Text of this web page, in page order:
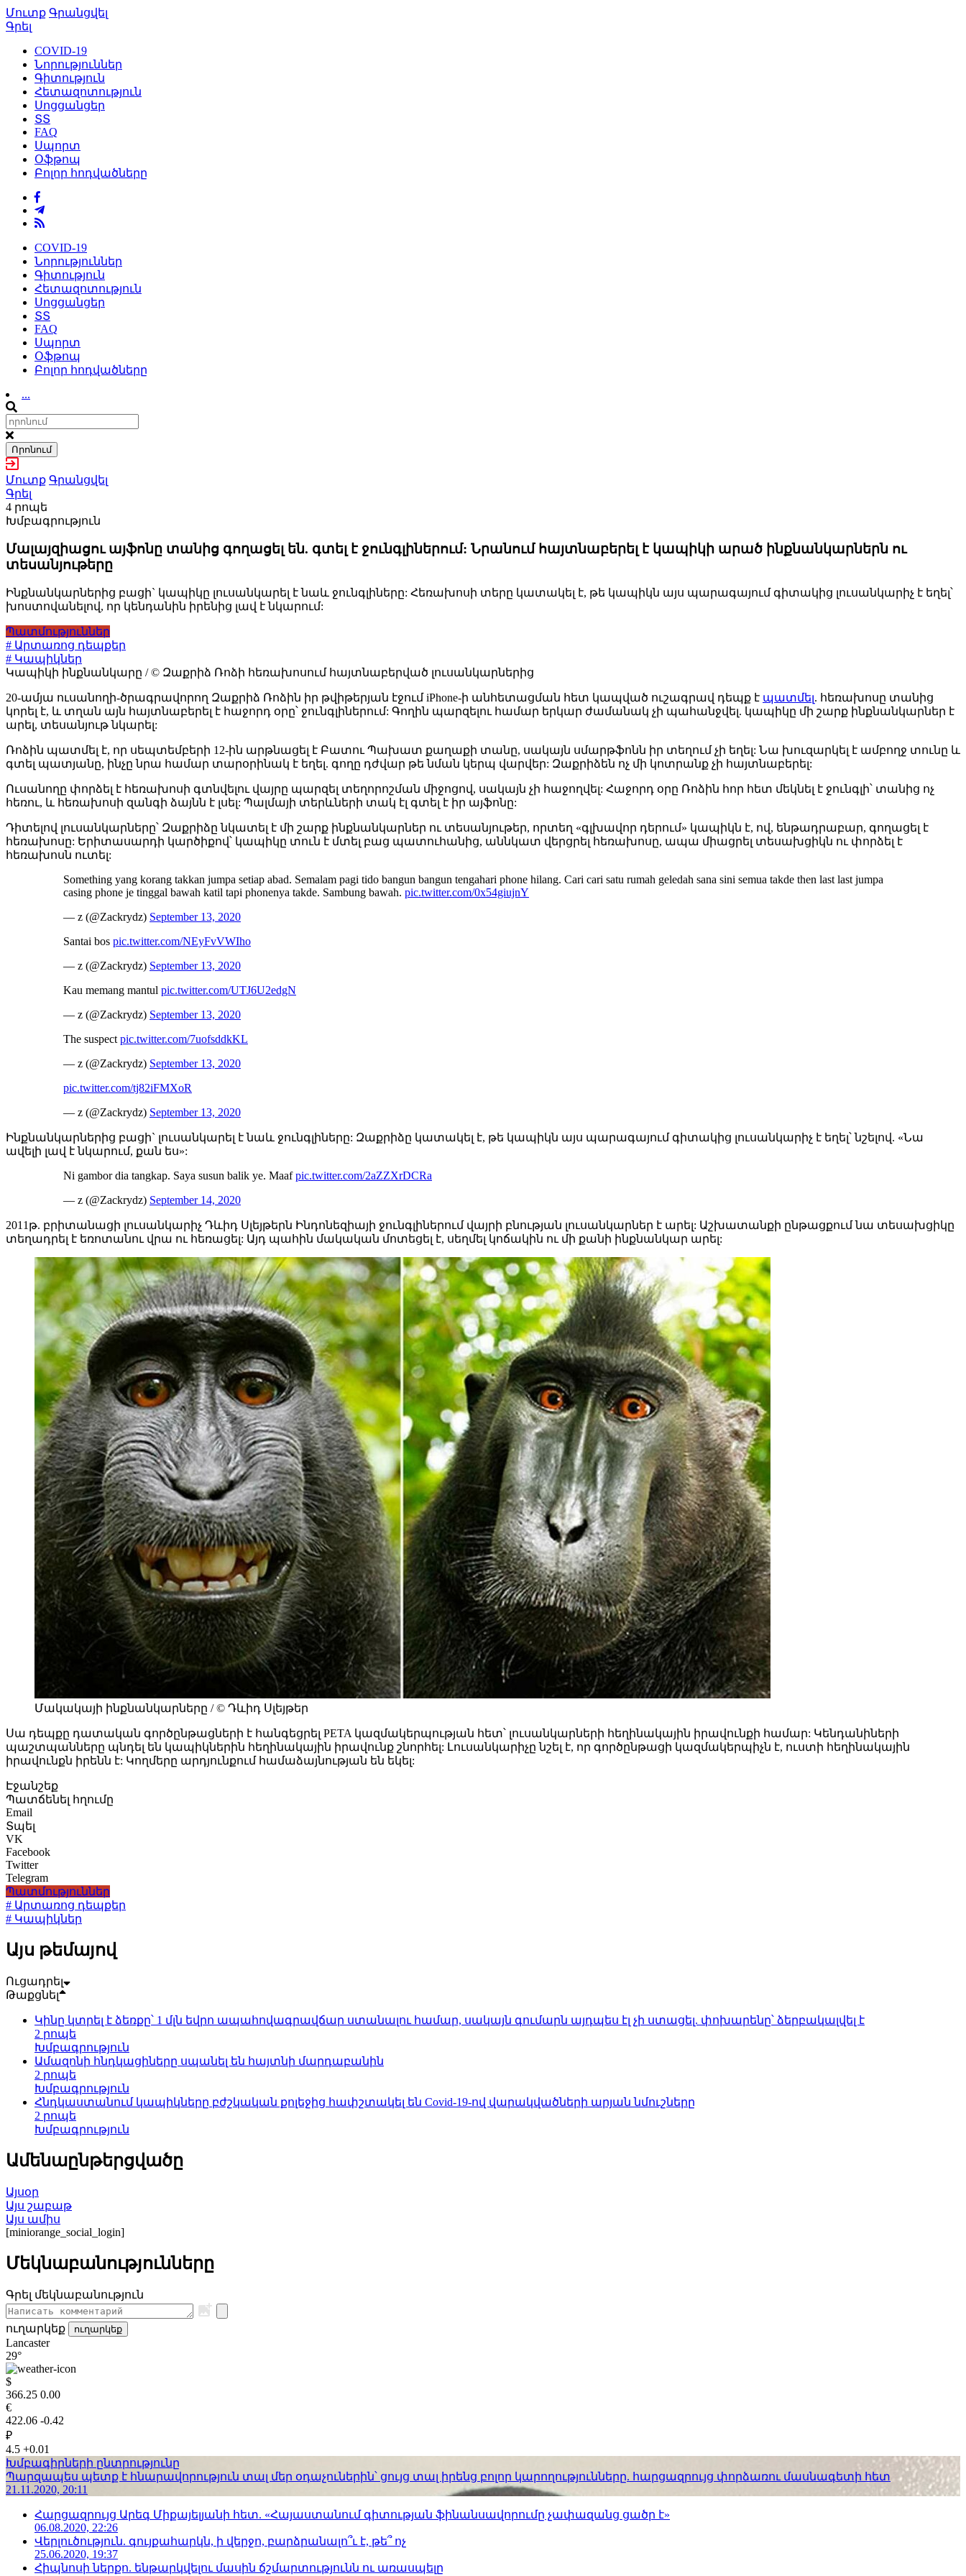
Մուտք Գրանցվել
Գրել
COVID-19
Նորություններ
Գիտություն
Հետազոտություն
Սոցցանցեր
ՏՏ
FAQ
Սպորտ
Օֆթոպ
Բոլոր հոդվածները
COVID-19
Նորություններ
Գիտություն
Հետազոտություն
Սոցցանցեր
ՏՏ
FAQ
Սպորտ
Օֆթոպ
Բոլոր հոդվածները
...
Որոնում
Մուտք Գրանցվել
Գրել
4 րոպե
Խմբագրություն
Մալայզիացու այֆոնը տանից գողացել են. գտել է ջունգլիներում: Նրանում հայտնաբերել է կապիկի արած ինքնանկարներն ու
տեսանյութերը
Ինքնանկարներից բացի` կապիկը լուսանկարել է նաև ջունգլիները: Հեռախոսի տերը կատակել է, թե կապիկն այս պարագայում գիտակից լուսանկարիչ է եղել՝
խոստովանելով, որ կենդանին իրենից լավ է նկարում:
Պատմություններ
# Արտառոց դեպքեր
# Կապիկներ
Կապիկի ինքնանկարը / © Զաքրիձ Ռոձի հեռախոսում հայտնաբերված լուսանկարներից
20-ամյա ուսանողի-ծրագրավորող Զաքրիձ Ռոձին իր թվիթերյան էջում iPhone-ի անհետացման հետ կապված ուշագրավ դեպք է պատմել. հեռախոսը տանից
կորել է, և տղան այն հայտնաբերել է հաջորդ օրը՝ ջունգլիներում: Գողին պարզելու համար երկար ժամանակ չի պահանջվել. կապիկը մի շարք ինքնանկարներ է
արել, տեսանյութ նկարել:
Ռոձին պատմել է, որ սեպտեմբերի 12-ին արթնացել է Բատու Պախատ քաղաքի տանը, սակայն սմարթֆոնն իր տեղում չի եղել: Նա խուզարկել է ամբողջ տունը և
գտել պատյանը, ինչը նրա համար տարօրինակ է եղել. գողը դժվար թե նման կերպ վարվեր: Զաքրիձեն ոչ մի կոտրանք չի հայտնաբերել:
Ուսանողը փորձել է հեռախոսի գտնվելու վայրը պարզել տեղորոշման միջոցով, սակայն չի հաջողվել: Հաջորդ օրը Ռոձին հոր հետ մեկնել է ջունգլի՝ տանից ոչ
հեռու, և հեռախոսի զանգի ձայնն է լսել: Պալմայի տերևների տակ էլ գտել է իր այֆոնը:
Դիտելով լուսանկարները՝ Զաքրիձը նկատել է մի շարք ինքնանկարներ ու տեսանյութեր, որտեղ «գլխավոր դերում» կապիկն է, ով, ենթադրաբար, գողացել է
հեռախոսը: Երիտասարդի կարծիքով՝ կապիկը տուն է մտել բաց պատուհանից, աննկատ վերցրել հեռախոսը, ապա միացրել տեսախցիկն ու փորձել է
հեռախոսն ուտել:
Something yang korang takkan jumpa setiap abad. Semalam pagi tido bangun bangun tengahari phone hilang. Cari cari satu rumah geledah sana sini semua takde then last last jumpa
casing phone je tinggal bawah katil tapi phonenya takde. Sambung bawah. pic.twitter.com/0x54giujnY
— z (@Zackrydz) September 13, 2020
Santai bos pic.twitter.com/NEyFvVWIho
— z (@Zackrydz) September 13, 2020
Kau memang mantul pic.twitter.com/UTJ6U2edgN
— z (@Zackrydz) September 13, 2020
The suspectpic.twitter.com/7uofsddkKL
— z (@Zackrydz) September 13, 2020
pic.twitter.com/tj82iFMXoR
— z (@Zackrydz) September 13, 2020
Ինքնանկարներից բացի` լուսանկարել է նաև ջունգլիները: Զաքրիձը կատակել է, թե կապիկն այս պարագայում գիտակից լուսանկարիչ է եղել՝ նշելով. «Նա
ավելի լավ է նկարում, քան ես»:
Ni gambor dia tangkap. Saya susun balik ye. Maafpic.twitter.com/2aZZXrDCRa
— z (@Zackrydz) September 14, 2020
2011թ. բրիտանացի լուսանկարիչ Դևիդ Սլեյթերն Ինդոնեզիայի ջունգլիներում վայրի բնության լուսանկարներ է արել: Աշխատանքի ընթացքում նա տեսախցիկը
տեղադրել է եռոտանու վրա ու հեռացել: Այդ պահին մակական մոտեցել է, սեղմել կոճակին ու մի քանի ինքնանկար արել:
Մակակայի ինքնանկարները / © Դևիդ Սլեյթեր
Սա դեպքը դատական գործընթացների է հանգեցրել PETA կազմակերպության հետ՝ լուսանկարների հեղինակային իրավունքի համար: Կենդանիների
պաշտպանները պնդել են կապիկներին հեղինակային իրավունք շնորհել: Լուսանկարիչը նշել է, որ գործընթացի կազմակերպիչն է, ուստի հեղինակային
իրավունքն իրենն է: Կողմերը արդյունքում համաձայնության են եկել:
Էջանշեք
Պատճենել հղումը
Email
Տպել
VK
Facebook
Twitter
Telegram
Պատմություններ
# Արտառոց դեպքեր
# Կապիկներ
Այս թեմայով
Ուցադրել
Թաքցնել
Կինը կտրել է ձեռքը՝ 1 մլն եվրո ապահովագրավճար ստանալու համար, սակայն գումարն այդպես էլ չի ստացել. փոխարենը՝ ձերբակալվել է
2 րոպե
Խմբագրություն
Ամազոնի հնդկացիները սպանել են հայտնի մարդաբանին
2 րոպե
Խմբագրություն
Հնդկաստանում կապիկները բժշկական քոլեջից հափշտակել են Covid-19-ով վարակվածների արյան նմուշները
2 րոպե
Խմբագրություն
Ամենաընթերցվածը
Այսօր
Այս շաբաթ
Այս ամիս
[miniorange_social_login]
Մեկնաբանությունները
Գրել մեկնաբանություն
ուղարկեք ուղարկեք
Lancaster
29°
$
366.25 0.00
€
422.06 -0.42
₽
4.5 +0.01
Խմբագիրների ընտրությունը
Պարզապես պետք է հնարավորություն տալ մեր օդաչուներին՝ ցույց տալ իրենց բոլոր կարողությունները. հարցազրույց փորձառու մասնագետի հետ
21.11.2020, 20:11
Հարցազրույց Արեգ Միքայելյանի հետ. «Հայաստանում գիտության ֆինանսավորումը չափազանց ցածր է»
06.08.2020, 22:26
Վերլուծություն. գույքահարկն, ի վերջո, բարձրանալո՞ւ է, թե՞ ոչ
25.06.2020, 19:37
Հիպնոսի ներքո. ենթարկվելու մասին ճշմարտությունն ու առասպելը